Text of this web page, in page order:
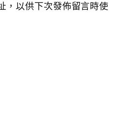
，以供下次發佈留言時使